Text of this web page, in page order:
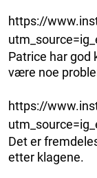
https://
Patrice har god
være noe
https://
Det er
etter klagene.